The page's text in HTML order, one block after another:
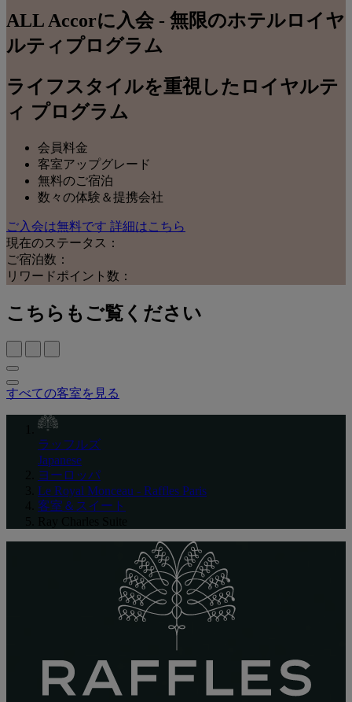
ALL Accorに入会 - 無限のホテルロイヤ
ルティプログラム
ライフスタイルを重視したロイヤルテ
ィ プログラム
会員料金
客室アップグレード
無料のご宿泊
数々の体験＆提携会社
ご入会は無料です 詳細はこちら
現在のステータス：
ご宿泊数：
リワードポイント数：
こちらもご覧ください
すべての客室を見る
ラッフルズ
Japanese
ヨーロッパ
Le Royal Monceau - Raffles Paris
客室＆スイート